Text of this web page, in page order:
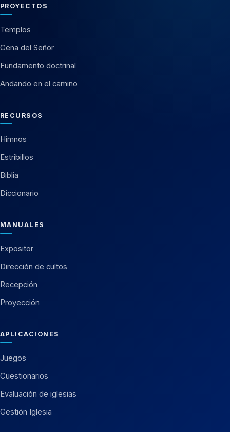
PROYECTOS
Templos
Cena del Señor
Fundamento doctrinal
Andando en el camino
RECURSOS
Himnos
Estribillos
Biblia
Diccionario
MANUALES
Expositor
Dirección de cultos
Recepción
Proyección
APLICACIONES
Juegos
Cuestionarios
Evaluación de iglesias
Gestión Iglesia